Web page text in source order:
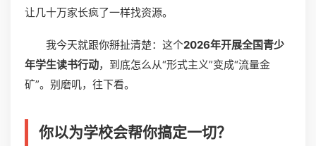
让几十万家长疯了一样找资源。
我今天就跟你掰扯清楚：这个2026年开展全国青少
年学生读书行动，到底怎么从“形式主义”变成“流量金
矿”。别磨叽，往下看。
你以为学校会帮你搞定一切？